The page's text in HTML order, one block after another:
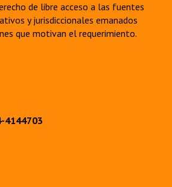
de libre acceso a las fuentes
y jurisdiccionales emanados
que motivan el requerimiento.
4144703